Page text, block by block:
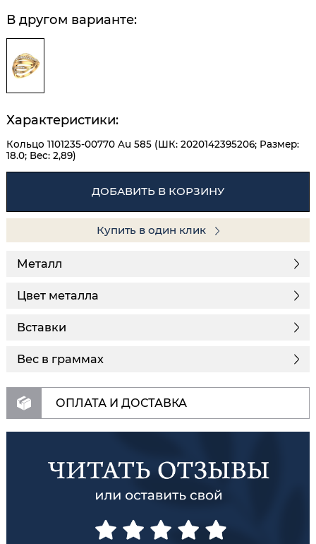
В другом варианте:
Характеристики:
Кольцо 1101235-00770 Au 585 (ШК: 2020142395206; Размер:
18.0; Вес: 2,89)
ДОБАВИТЬ В КОРЗИНУ
Купить в один клик
Металл
Цвет металла
Вставки
Вес в граммах
ОПЛАТА И ДОСТАВКА